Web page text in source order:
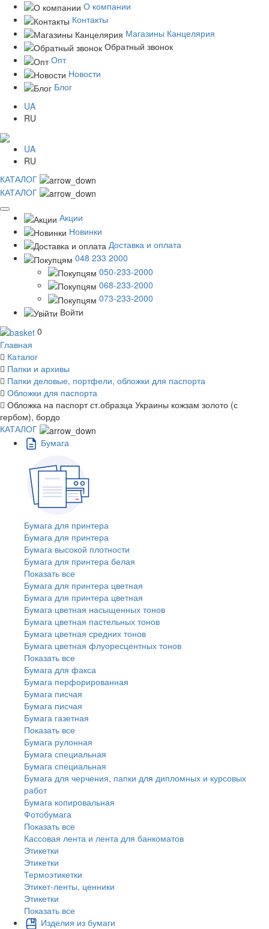
О компании
Контакты
Магазины Канцелярия
Обратный звонок
Опт
Новости
Блог
UA
RU
UA
RU
КАТАЛОГ
КАТАЛОГ
Акции
Новинки
Доставка и оплата
048 233 2000
050-233-2000
068-233-2000
073-233-2000
Войти
0
Главная
Каталог
Папки и архивы
Папки деловые, портфели, обложки для паспорта
Обложки для паспорта
Обложка на паспорт ст.образца Украины кожзам золото (с
гербом), бордо
КАТАЛОГ
Бумага
Бумага для принтера
Бумага для принтера
Бумага высокой плотности
Бумага для принтера белая
Показать все
Бумага для принтера цветная
Бумага для принтера цветная
Бумага цветная насыщенных тонов
Бумага цветная пастельных тонов
Бумага цветная средних тонов
Бумага цветная флуоресцентных тонов
Показать все
Бумага для факса
Бумага перфорированная
Бумага писчая
Бумага писчая
Бумага газетная
Показать все
Бумага рулонная
Бумага специальная
Бумага специальная
Бумага для черчения, папки для дипломных и курсовых
работ
Бумага копировальная
Фотобумага
Показать все
Кассовая лента и лента для банкоматов
Этикетки
Этикетки
Термоэтикетки
Этикет-ленты, ценники
Этикетки
Показать все
Изделия из бумаги